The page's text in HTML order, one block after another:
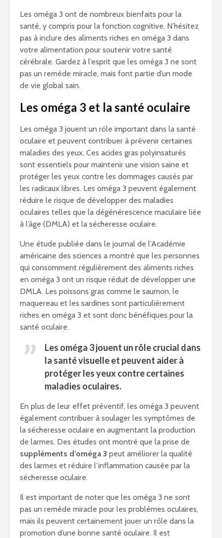
Les oméga 3 ont de nombreux bienfaits pour la
santé, y compris pour la fonction cognitive. N’hésitez
pas à inclure des aliments riches en oméga 3 dans
votre alimentation pour soutenir votre santé
cérébrale. Gardez à l’esprit que les oméga 3 ne sont
pas un remède miracle, mais font partie d’un mode
de vie global sain.
Les oméga 3 et la santé oculaire
Les oméga 3 jouent un rôle important dans la santé
oculaire et peuvent contribuer à prévenir certaines
maladies des yeux. Ces acides gras polyinsaturés
sont essentiels pour maintenir une vision saine et
protéger les yeux contre les dommages causés par
les radicaux libres. Les oméga 3 peuvent également
réduire le risque de développer des maladies
oculaires telles que la dégénérescence maculaire liée
à l’âge (DMLA) et la sécheresse oculaire.
Une étude publiée dans le journal de l’Académie
américaine des sciences a montré que les personnes
qui consomment régulièrement des aliments riches
en oméga 3 ont un risque réduit de développer une
DMLA. Les poissons gras comme le saumon, le
maquereau et les sardines sont particulièrement
riches en oméga 3 et sont donc bénéfiques pour la
santé oculaire.
Les oméga 3 jouent un rôle crucial dans
la santé visuelle et peuvent aider à
protéger les yeux contre certaines
maladies oculaires.
En plus de leur effet préventif, les oméga 3 peuvent
également contribuer à soulager les symptômes de
la sécheresse oculaire en augmentant la production
de larmes. Des études ont montré que la prise de
suppléments d’oméga 3 peut améliorer la qualité
des larmes et réduire l’inflammation causée par la
sécheresse oculaire.
Il est important de noter que les oméga 3 ne sont
pas un remède miracle pour les problèmes oculaires,
mais ils peuvent certainement jouer un rôle dans la
promotion d’une bonne santé oculaire. Il est